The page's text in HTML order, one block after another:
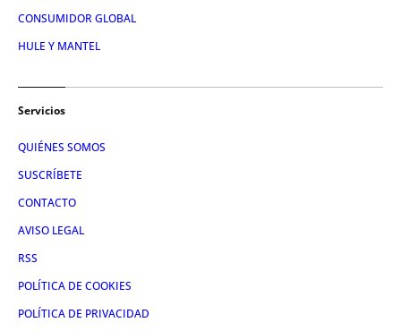
CONSUMIDOR GLOBAL
HULE Y MANTEL
Servicios
QUIÉNES SOMOS
SUSCRÍBETE
CONTACTO
AVISO LEGAL
RSS
POLÍTICA DE COOKIES
POLÍTICA DE PRIVACIDAD